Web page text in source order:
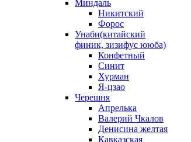
Миндаль
Никитский
Форос
Унаби(китайский
финик, зизифус ююба)
Конфетный
Синит
Хурман
Я-цзао
Черешня
Апрелька
Валерий Чкалов
Денисина желтая
Кавказская